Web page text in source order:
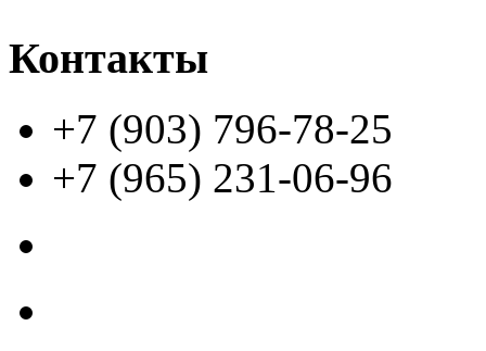
Контакты
+7 (903) 796-78-25
+7 (965) 231-06-96